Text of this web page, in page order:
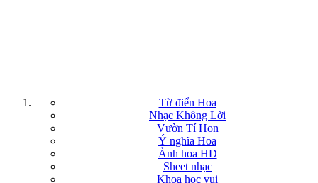
Từ điển Hoa
Nhạc Không Lời
Vườn Tí Hon
Ý nghĩa Hoa
Ảnh hoa HD
Sheet nhạc
Khoa học vui